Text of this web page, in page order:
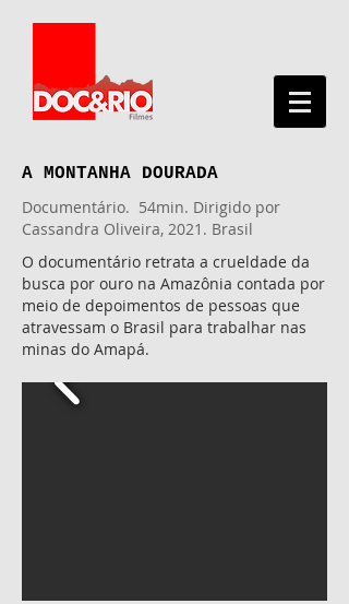
A MONTANHA DOURADA
Documentário. 54min. Dirigido por
Cassandra Oliveira, 2021. Brasil
O documentário retrata a crueldade da
busca por ouro na Amazônia contada por
meio de depoimentos de pessoas que
atravessam o Brasil para trabalhar nas
minas do Amapá.